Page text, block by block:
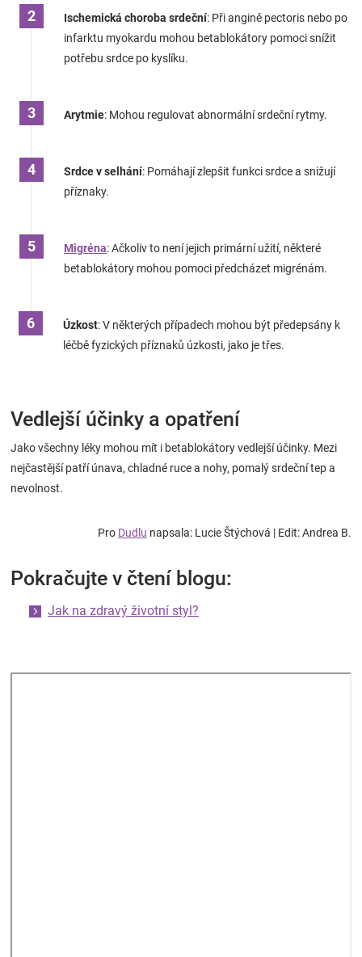
Ischemická choroba srdeční: Při angině pectoris nebo po
infarktu myokardu mohou betablokátory pomoci snížit
potřebu srdce po kyslíku.
Arytmie: Mohou regulovat abnormální srdeční rytmy.
Srdce v selhání: Pomáhají zlepšit funkci srdce a snižují
příznaky.
Migréna: Ačkoliv to není jejich primární užití, některé
betablokátory mohou pomoci předcházet migrénám.
Úzkost: V některých případech mohou být předepsány k
léčbě fyzických příznaků úzkosti, jako je třes.
Vedlejší účinky a opatření
Jako všechny léky mohou mít i betablokátory vedlejší účinky. Mezi
nejčastější patří únava, chladné ruce a nohy, pomalý srdeční tep a
nevolnost.
Pro Dudlu napsala: Lucie Štýchová | Edit: Andrea B.
Pokračujte v čtení blogu:
Jak na zdravý životní styl?